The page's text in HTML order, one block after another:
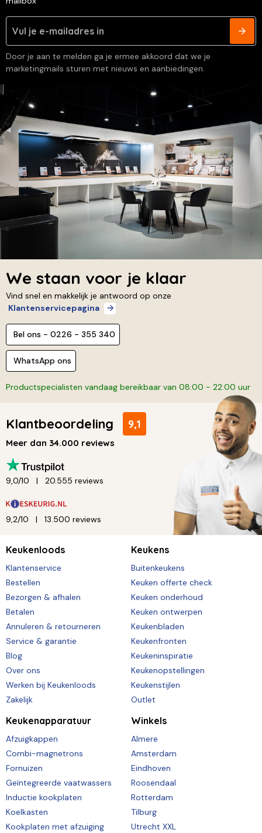
Door je aan te melden ga je ermee akkoord dat we je
marketingmails sturen met nieuws en aanbiedingen.
We staan voor je klaar
Vind snel en makkelijk je antwoord op onze
Klantenservicepagina
Bel ons - 0226 - 355 340
WhatsApp ons
Productspecialisten vandaag bereikbaar van 08:00 - 22:00 uur
Klantbeoordeling 9,1
Meer dan 34.000 reviews
9,0/10 20.555 reviews
9,2/10 13.500 reviews
Keukenloods
Klantenservice
Bestellen
Bezorgen & afhalen
Betalen
Annuleren & retourneren
Service & garantie
Blog
Over ons
Werken bij Keukenloods
Zakelijk
Keukens
Buitenkeukens
Keuken offerte check
Keuken onderhoud
Keuken ontwerpen
Keukenbladen
Keukenfronten
Keukeninspiratie
Keukenopstellingen
Keukenstijlen
Outlet
Keukenapparatuur
Afzuigkappen
Combi-magnetrons
Fornuizen
Geïntegreerde vaatwassers
Inductie kookplaten
Koelkasten
Kookplaten met afzuiging
Winkels
Almere
Amsterdam
Eindhoven
Roosendaal
Rotterdam
Tilburg
Utrecht XXL